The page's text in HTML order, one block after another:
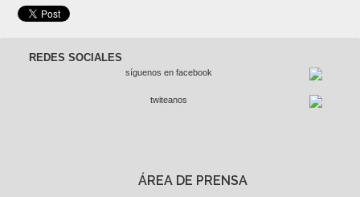
REDES SOCIALES
síguenos en facebook
twiteanos
ÁREA DE PRENSA